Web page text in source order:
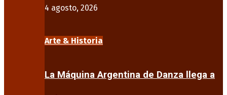
4 agosto, 2026
Arte & Historia
La Máquina Argentina de Danza llega a